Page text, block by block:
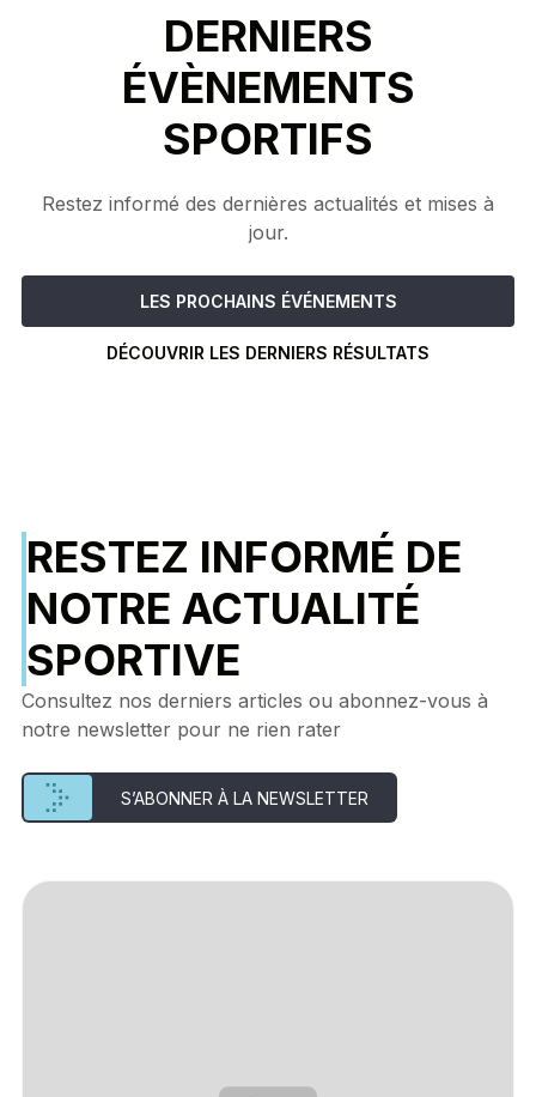
DERNIERS
ÉVÈNEMENTS
SPORTIFS
Restez informé des dernières actualités et mises à
jour.
LES PROCHAINS ÉVÉNEMENTS
DÉCOUVRIR LES DERNIERS RÉSULTATS
RESTEZ INFORMÉ DE
NOTRE ACTUALITÉ
SPORTIVE
Consultez nos derniers articles ou abonnez-vous à
notre newsletter pour ne rien rater
S’ABONNER À LA NEWSLETTER